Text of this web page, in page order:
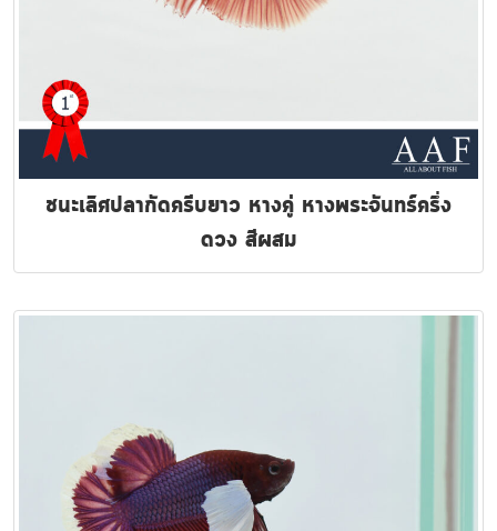
ชนะเลิศปลากัดครีบยาว หางคู่ หางพระจันทร์ครึ่ง
ดวง สีผสม